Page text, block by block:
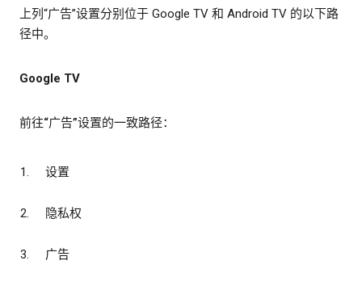
上列“广告”设置分别位于 Google TV 和 Android TV 的以下路
径中。
Google TV
前往“广告”设置的一致路径：
设置
隐私权
广告